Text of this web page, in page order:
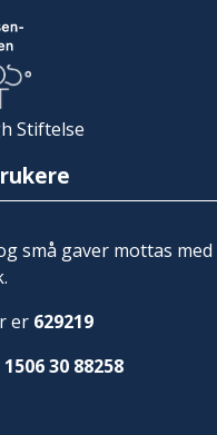
Stiftelse
små gaver mottas med
er 629219
1506 30 88258